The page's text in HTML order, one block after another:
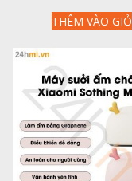
là:
THÊM VÀO GIỎ